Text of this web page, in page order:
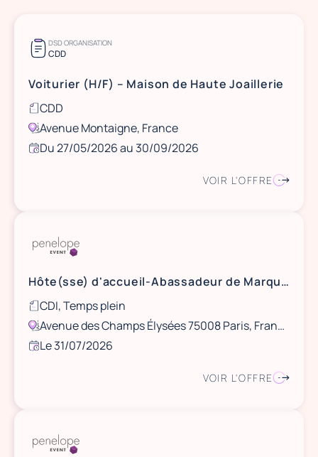
DSD ORGANISATION
CDD
Voiturier (H/F) – Maison de Haute Joaillerie
CDD
Avenue Montaigne, France
Du 27/05/2026 au 30/09/2026
VOIR L'OFFRE
Hôte(sse) d'accueil-Abassadeur de Marque (H/F)-Secteur Automobile-CDI-37,5 semaine-2313 € bruts
CDI, Temps plein
Avenue des Champs Élysées 75008 Paris, France
Le 31/07/2026
VOIR L'OFFRE